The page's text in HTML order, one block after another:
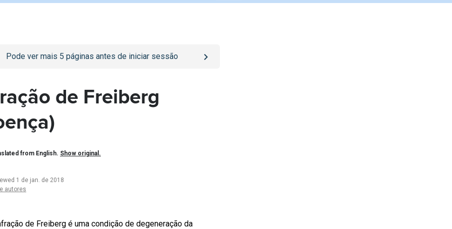
/sign-inpage
Pode ver mais 5 páginas antes de iniciar sessão
de Freiberg
from English. Show original.
1 de jan. de 2018
autores
de Freiberg é uma condição de degeneração da